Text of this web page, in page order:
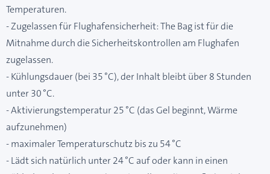
Temperaturen.
- Zugelassen für Flughafensicherheit: The Bag ist für die
Mitnahme durch die Sicherheitskontrollen am Flughafen
zugelassen.
- Kühlungsdauer (bei 35 °C), der Inhalt bleibt über 8 Stunden
unter 30 °C.
- Aktivierungstemperatur 25 °C (das Gel beginnt, Wärme
aufzunehmen)
- maximaler Temperaturschutz bis zu 54 °C
- Lädt sich natürlich unter 24 °C auf oder kann in einen